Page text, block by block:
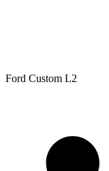
Ford Custom L2